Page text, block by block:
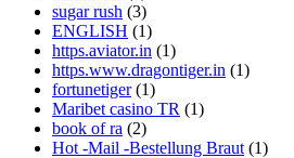
sugar rush (3)
ENGLISH (1)
https.aviator.in (1)
https.www.dragontiger.in (1)
fortunetiger(1)
Maribet casino TR (1)
book of ra (2)
Hot -Mail -Bestellung Braut (1)